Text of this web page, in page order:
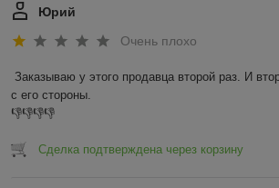
Юрий
Очень плохо
Заказываю у этого продавца второй раз. И
с его стороны.
👎👎👎👎
Сделка подтверждена через корзину